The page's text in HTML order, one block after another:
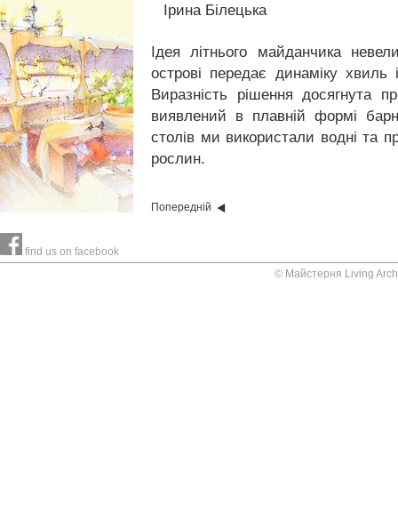
Ірина Білецька
Ідея літнього майданчика
острові передає динаміку хвиль
Виразність
рішення досягнута
виявлений в плавній формі
столів ми використали водні та
рослин.
Попередній
find us on facebook
© Майстерня Living